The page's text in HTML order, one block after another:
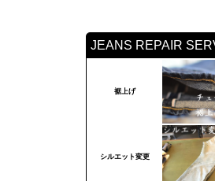
JEANS REPAIR
裾上げ
シルエット変更